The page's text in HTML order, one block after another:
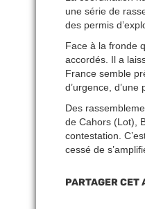
une série de
des permis
Face à la fronde
accordés. Il a
France semble
d’urgence,
Des
de Cahors (Lot),
contestation.
cessé de
PARTAGER CET